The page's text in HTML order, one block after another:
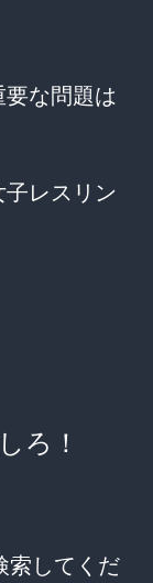
な問題は
レスリン
ろ！
索してくだ